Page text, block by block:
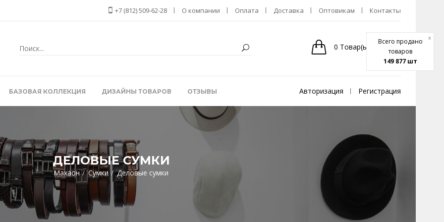
Всего продано
товаров
149 877 шт
x
+7 (812) 509-62-28 О компании Оплата Доставка Оптовикам Контакты
0 Товар(ы) 0р.
БАЗОВАЯ КОЛЛЕКЦИЯ ДИЗАЙНЫ ТОВАРОВ ОТЗЫВЫ Авторизация Регистрация
ДЕЛОВЫЕ СУМКИ
Махаон Сумки Деловые сумки